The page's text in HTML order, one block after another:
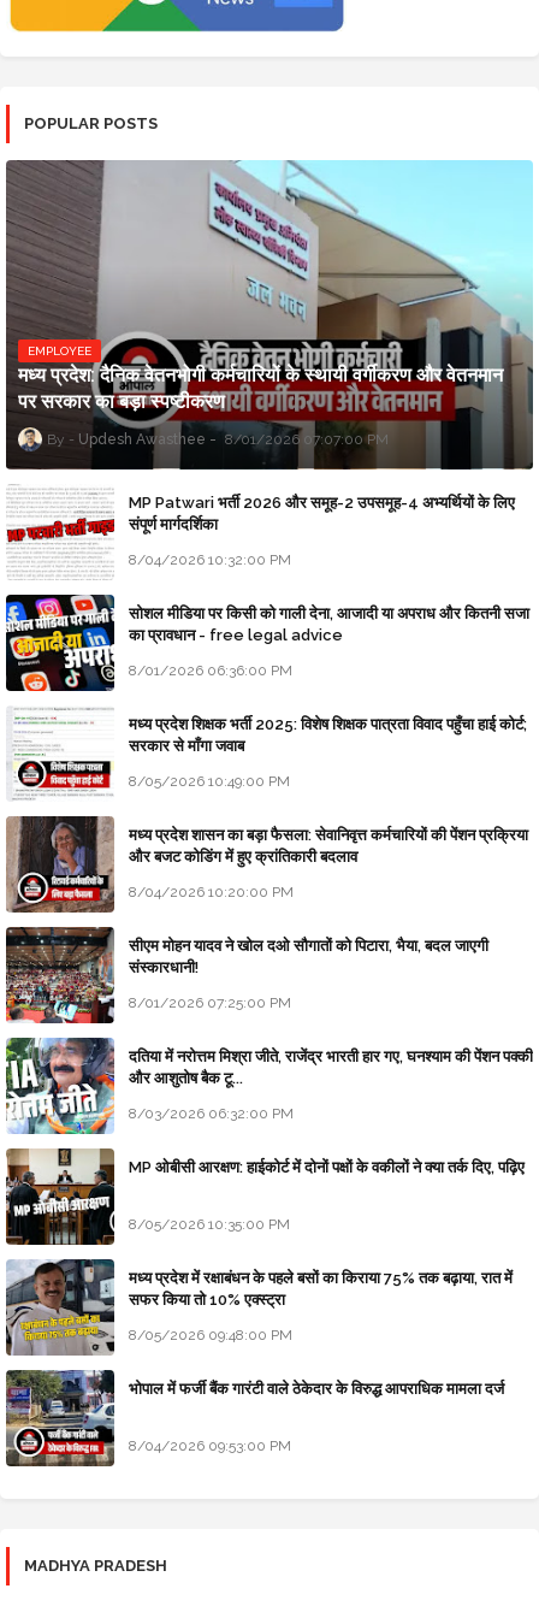
POPULAR POSTS
EMPLOYEE
मध्य प्रदेश: दैनिक वेतनभोगी कर्मचारियों के स्थायी वर्गीकरण और वेतनमान
पर सरकार का बड़ा स्पष्टीकरण
Updesh Awasthee 8/01/2026 07:07:00 PM
MP Patwari भर्ती 2026 और समूह-2 उपसमूह-4 अभ्यर्थियों के लिए
संपूर्ण मार्गदर्शिका
8/04/2026 10:32:00 PM
सोशल मीडिया पर किसी को गाली देना, आजादी या अपराध और कितनी सजा
का प्रावधान - free legal advice
8/01/2026 06:36:00 PM
मध्य प्रदेश शिक्षक भर्ती 2025: विशेष शिक्षक पात्रता विवाद पहुँचा हाई कोर्ट;
सरकार से माँगा जवाब
8/05/2026 10:49:00 PM
मध्य प्रदेश शासन का बड़ा फैसला: सेवानिवृत्त कर्मचारियों की पेंशन प्रक्रिया
और बजट कोडिंग में हुए क्रांतिकारी बदलाव
8/04/2026 10:20:00 PM
सीएम मोहन यादव ने खोल दओ सौगातों को पिटारा, भैया, बदल जाएगी
संस्कारधानी!
8/01/2026 07:25:00 PM
दतिया में नरोत्तम मिश्रा जीते, राजेंद्र भारती हार गए, घनश्याम की पेंशन पक्की
और आशुतोष बैक टू...
8/03/2026 06:32:00 PM
MP ओबीसी आरक्षण: हाईकोर्ट में दोनों पक्षों के वकीलों ने क्या तर्क दिए, पढ़िए
8/05/2026 10:35:00 PM
मध्य प्रदेश में रक्षाबंधन के पहले बसों का किराया 75% तक बढ़ाया, रात में
सफर किया तो 10% एक्स्ट्रा
8/05/2026 09:48:00 PM
भोपाल में फर्जी बैंक गारंटी वाले ठेकेदार के विरुद्ध आपराधिक मामला दर्ज
8/04/2026 09:53:00 PM
MADHYA PRADESH